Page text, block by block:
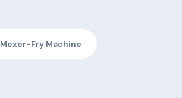
Mexer-Fry Machine